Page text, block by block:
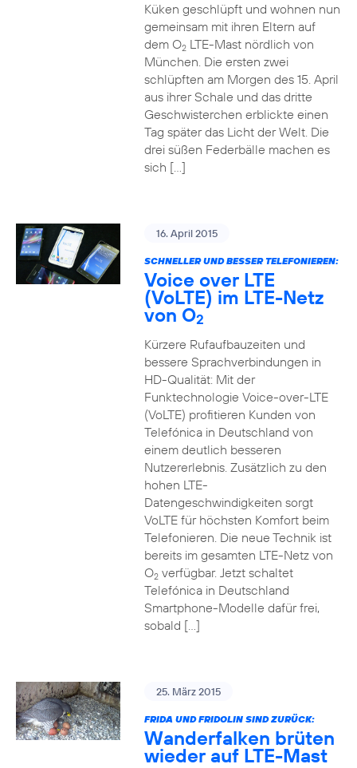
Küken geschlüpft und wohnen nun
gemeinsam mit ihren Eltern auf
dem O2LTE-Mast nördlich von
München. Die ersten zwei
schlüpften am Morgen des 15. April
aus ihrer Schale und das dritte
Geschwisterchen erblickte einen
Tag später das Licht der Welt. Die
drei süßen Federbälle machen es
sich […]
16. April 2015
SCHNELLER UND BESSER TELEFONIEREN:
Voice over LTE
(VoLTE) im LTE-Netz
von O2
Kürzere Rufaufbauzeiten und
bessere Sprachverbindungen in
HD-Qualität: Mit der
Funktechnologie Voice-over-LTE
(VoLTE) profitieren Kunden von
Telefónica in Deutschland von
einem deutlich besseren
Nutzererlebnis. Zusätzlich zu den
hohen LTE-
Datengeschwindigkeiten sorgt
VoLTE für höchsten Komfort beim
Telefonieren. Die neue Technik ist
bereits im gesamten LTE-Netz von
O2verfügbar. Jetzt schaltet
Telefónica in Deutschland
Smartphone-Modelle dafür frei,
sobald […]
25. März 2015
FRIDA UND FRIDOLIN SIND ZURÜCK:
Wanderfalken brüten
wieder auf LTE-Mast